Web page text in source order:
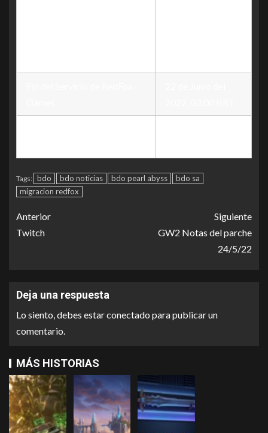
Tags: bdo bdo noticias bdo pearl abyss
bdo sa
migracion redfox
Anterior
Twitch
Siguiente
GW2 Notas del parche
24/5/22
Deja una respuesta
Lo siento, debes estarconectado para publicar un
comentario.
MÁS HISTORIAS